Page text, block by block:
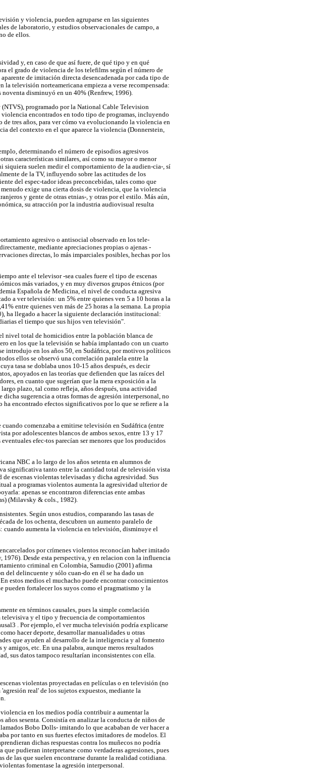
y violencia, pueden agruparse en las siguientes
de laboratorio, y estudios observacionales de campo, a
de ellos.
y, en caso de que así fuere, de qué tipo y en qué
el grado de violencia de los telefilms según el número de
de imitación directa desencadenada por cada tipo de
televisión norteamericana empieza a verse recompensada:
noventa disminuyó en un 40% (Renfrew, 1996).
programado por la National Cable Television
encontrados en todo tipo de programas, incluyendo
tres años, para ver cómo va evolucionando la violencia en
del contexto en el que aparece la violencia (Donnerstein,
determinando el número de episodios agresivos
características similares, así como su mayor o menor
siquiera suelen medir el comportamiento de la audien-cia-, sí
de la TV, influyendo sobre las actitudes de los
del espec-tador ideas preconcebidas, tales como que
exige una cierta dosis de violencia, que la violencia
y gente de otras etnias-, y otras por el estilo. Más aún,
su atracción por la industria audiovisual resulta
agresivo o antisocial observado en los tele-
mediante apreciaciones propias o ajenas -
directas, lo más imparciales posibles, hechas por los
ante el televisor -sea cuales fuere el tipo de escenas
más variados, y en muy diversos grupos étnicos (por
Española de Medicina, el nivel de conducta agresiva
a ver televisión: un 5% entre quienes ven 5 a 10 horas a la
entre quienes ven más de 25 horas a la semana. La propia
ha llegado a hacer la siguiente declaración institucional:
el tiempo que sus hijos ven televisión".
nivel total de homicidios entre la población blanca de
en los que la televisión se había implantado con un cuarto
introdujo en los años 50, en Sudáfrica, por motivos políticos
ellos se observó una correlación paralela entre la
tasa se doblaba unos 10-15 años después, es decir
apoyados en las teorías que defienden que las raíces del
en cuanto que sugerían que la mera exposición a la
plazo, tal como refleja, años después, una actividad
sugerencia a otras formas de agresión interpersonal, no
encontrado efectos significativos por lo que se refiere a la
comenzaba a emitirse televisión en Sudáfrica (entre
por adolescentes blancos de ambos sexos, entre 13 y 17
efec-tos parecían ser menores que los producidos
NBC a lo largo de los años setenta en alumnos de
significativa tanto entre la cantidad total de televisión vista
escenas violentas televisadas y dicha agresividad. Sus
a programas violentos aumenta la agresividad ulterior de
apenas se encontraron diferencias ente ambas
(Milavsky & cols., 1982).
Según unos estudios, comparando las tasas de
de los ochenta, descubren un aumento paralelo de
cuando aumenta la violencia en televisión, disminuye el
por crímenes violentos reconocían haber imitado
Desde esta perspectiva, y en relacion con la influencia
criminal en Colombia, Samudio (2001) afirma
del delincuente y sólo cuan-do en él se ha dado un
estos medios el muchacho puede encontrar conocimientos
pueden fortalecer los suyos como el pragmatismo y la
en términos causales, pues la simple correlación
y el tipo y frecuencia de comportamientos
. Por ejemplo, el ver mucha televisión podría explicarse
hacer deporte, desarrollar manualidades u otras
que ayuden al desarrollo de la inteligencia y al fomento
amigos, etc. En una palabra, aunque meros resultados
sus datos tampoco resultarían inconsistentes con ella.
violentas proyectadas en películas o en televisión (no
real' de los sujetos expuestos, mediante la
en los medios podía contribuir a aumentar la
sesenta. Consistía en analizar la conducta de niños de
Bobo Dolls- imitando lo que acababan de ver hacer a
por tanto en sus fuertes efectos imitadores de modelos. El
dichas respuestas contra los muñecos no podría
pudieran interpretarse como verdaderas agresiones, pues
de las que suelen encontrarse durante la realidad cotidiana.
fomentase la agresión interpersonal.